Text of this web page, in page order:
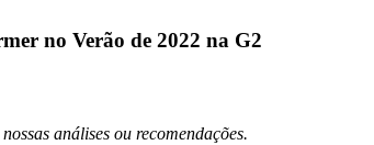
no Verão de 2022 na G2
análises ou recomendações.